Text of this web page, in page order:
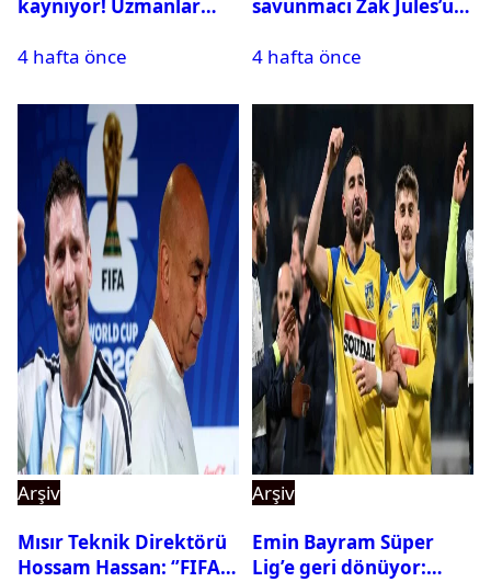
kaynıyor! Uzmanlar
4 hafta önce
savunmacı Zak Jules’u
4 hafta önce
Arşiv
Mısır Teknik Direktörü
Hossam Hassan: ‘’FIFA,
Arşiv
Emin Bayram Süper
Lig’e geri dönüyor: